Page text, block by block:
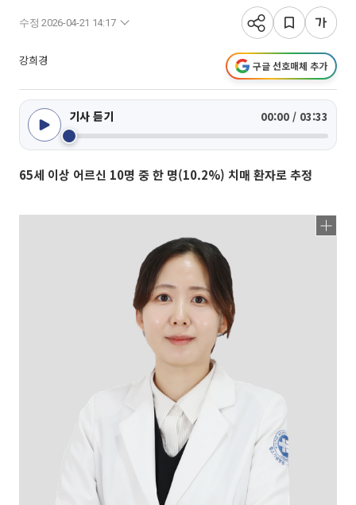
수정 2026-04-21 14:17
강희경 구글 선호매체 추가
기사 듣기 00:00 / 03:33
65세 이상 어르신 10명 중 한 명(10.2%) 치매 환자로 추정